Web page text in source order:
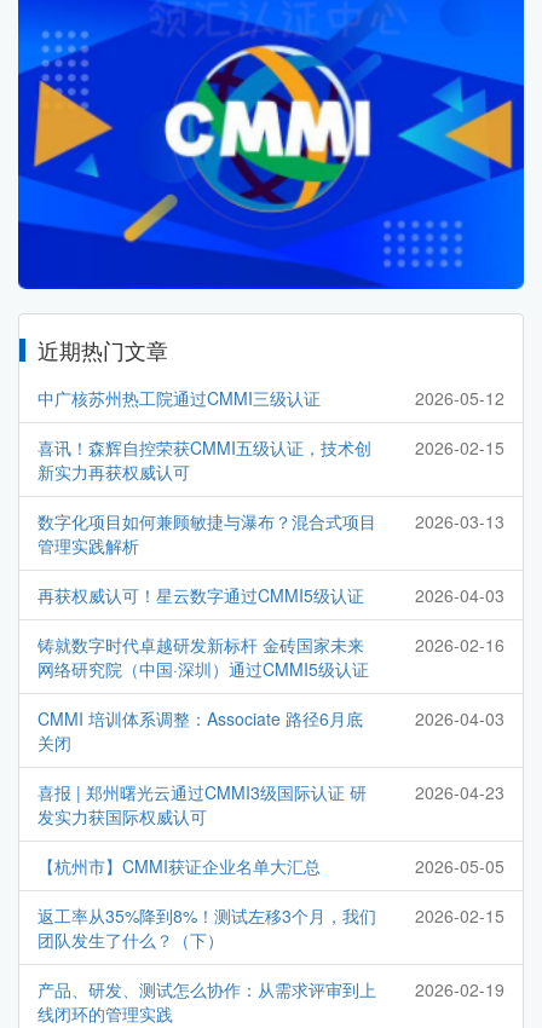
近期热门文章
中广核苏州热工院通过CMMI三级认证 2026-05-12
喜讯！森辉自控荣获CMMI五级认证，技术创
新实力再获权威认可
2026-02-15
数字化项目如何兼顾敏捷与瀑布？混合式项目
管理实践解析
2026-03-13
再获权威认可！星云数字通过CMMI5级认证 2026-04-03
铸就数字时代卓越研发新标杆 金砖国家未来
网络研究院（中国·深圳）通过CMMI5级认证
2026-02-16
CMMI 培训体系调整：Associate 路径6月底
关闭
2026-04-03
喜报 | 郑州曙光云通过CMMI3级国际认证 研
发实力获国际权威认可
2026-04-23
【杭州市】CMMI获证企业名单大汇总 2026-05-05
返工率从35%降到8%！测试左移3个月，我们
团队发生了什么？（下）
2026-02-15
产品、研发、测试怎么协作：从需求评审到上
线闭环的管理实践
2026-02-19